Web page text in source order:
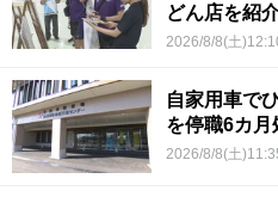
どん店を紹
2026/8/8(土
自家用車で
を停職6カ
2026/8/8(土